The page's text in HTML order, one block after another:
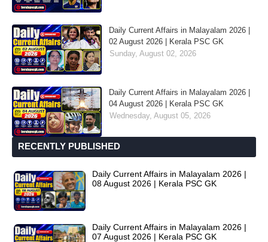
Daily Current Affairs in Malayalam 2026 |
02 August 2026 | Kerala PSC GK
Sunday, August 02, 2026
Daily Current Affairs in Malayalam 2026 |
04 August 2026 | Kerala PSC GK
Wednesday, August 05, 2026
RECENTLY PUBLISHED
Daily Current Affairs in Malayalam 2026 |
08 August 2026 | Kerala PSC GK
Daily Current Affairs in Malayalam 2026 |
07 August 2026 | Kerala PSC GK